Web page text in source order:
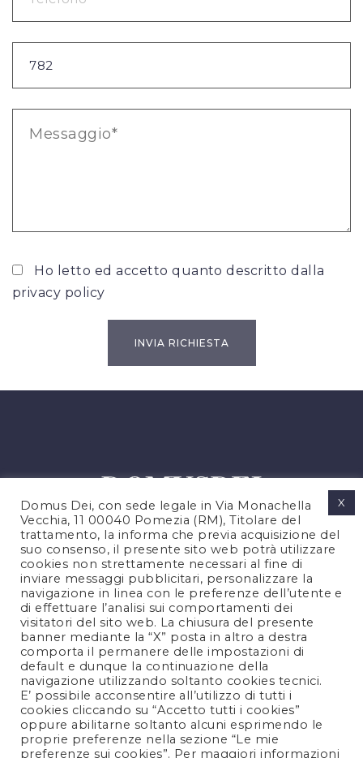
Ho letto ed accetto quanto descritto dalla
privacy policy
PRIVACY POLICY
COOKIES POLICY
NOTE LEGALI
CONTATTACI
FOLLOW US
Domus Dei, con sede legale in Via Monachella
Vecchia, 11 00040 Pomezia (RM), Titolare del
trattamento, la informa che previa acquisizione del
suo consenso, il presente sito web potrà utilizzare
cookies non strettamente necessari al fine di
inviare messaggi pubblicitari, personalizzare la
navigazione in linea con le preferenze dell’utente e
di effettuare l’analisi sui comportamenti dei
visitatori del sito web. La chiusura del presente
banner mediante la “X” posta in altro a destra
comporta il permanere delle impostazioni di
default e dunque la continuazione della
navigazione utilizzando soltanto cookies tecnici.
E’ possibile acconsentire all’utilizzo di tutti i
cookies cliccando su “Accetto tutti i cookies”
oppure abilitarne soltanto alcuni esprimendo le
proprie preferenze nella sezione “Le mie
preferenze sui cookies”. Per maggiori informazioni
X